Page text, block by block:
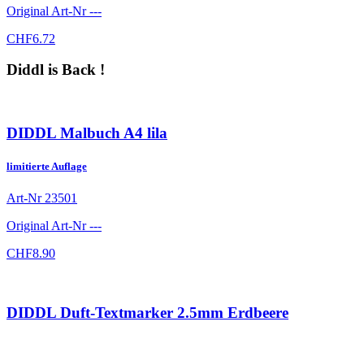
Original Art-Nr---
CHF6.72
Diddl is Back !
DIDDL Malbuch A4 lila
limitierte Auflage
Art-Nr 23501
Original Art-Nr---
CHF8.90
DIDDL Duft-Textmarker 2.5mm Erdbeere